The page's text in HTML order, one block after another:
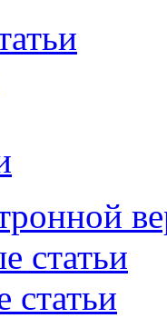
статьи